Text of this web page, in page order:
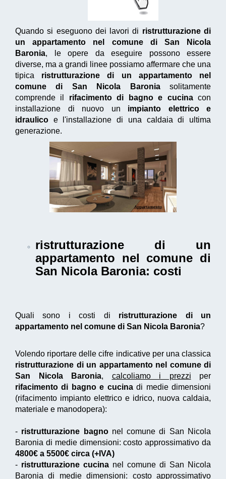
Quando si eseguono dei lavori di ristrutturazione di
un appartamento nel comune di San Nicola
Baronia, le opere da eseguire possono essere
diverse, ma a grandi linee possiamo affermare che una
tipica ristrutturazione di un appartamento nel
comune di San Nicola Baroniasolitamente
comprende il rifacimento di bagno e cucinacon
installazione di nuovo un impianto elettrico e
idraulico e l'installazione di una caldaia di ultima
generazione.
ristrutturazione di un
appartamento nel comune di
San Nicola Baronia: costi
Quali sono i costi di ristrutturazione di un
appartamento nel comune di San Nicola Baronia?
Volendo riportare delle cifre indicative per una classica
ristrutturazione di un appartamento nel comune di
San Nicola Baronia, calcoliamo i prezzi per
rifacimento di bagno e cucinadi medie dimensioni
(rifacimento impianto elettrico e idrico, nuova caldaia,
materiale e manodopera):
- ristrutturazione bagnonel comune di San Nicola
Baronia di medie dimensioni: costo approssimativo da
4800€ a 5500€ circa (+IVA)
- ristrutturazione cucina nel comune di San Nicola
Baronia di medie dimensioni: costo approssimativo